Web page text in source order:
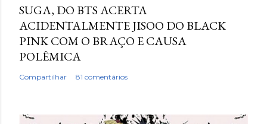
SUGA, DO BTS ACERTA
ACIDENTALMENTE JISOO DO BLACK
PINK COM O BRAÇO E CAUSA
POLÊMICA
Compartilhar 81 comentários